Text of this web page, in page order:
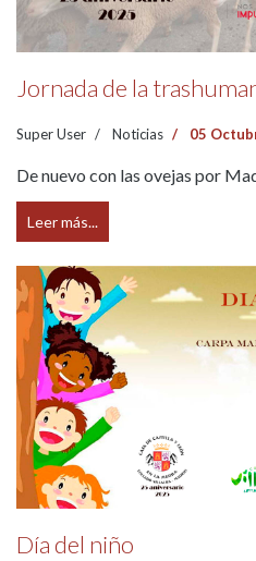
Jornada de la
Super User Noticias 05
De nuevo con las ovejas por
Leer más...
Día del niño